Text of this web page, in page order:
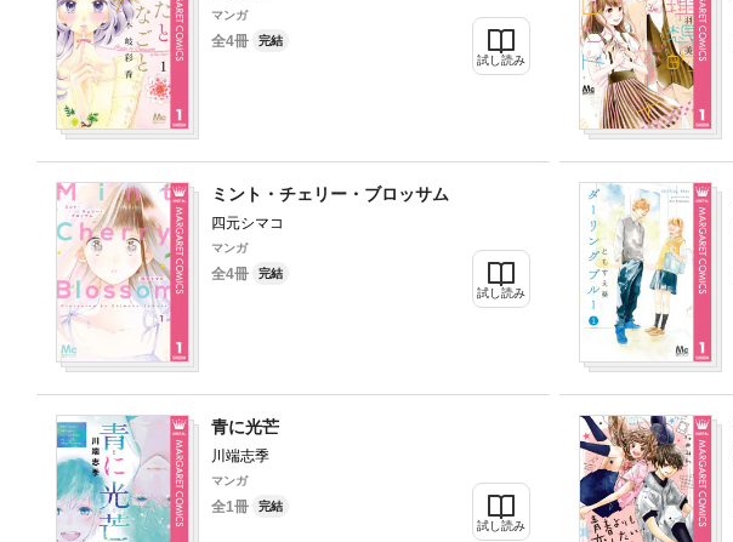
マンガ
全4冊
完結
試し読み
ミント・チェリー・ブロッサム
四元シマコ
マンガ
全4冊
完結
試し読み
青に光芒
川端志季
マンガ
全1冊
完結
試し読み